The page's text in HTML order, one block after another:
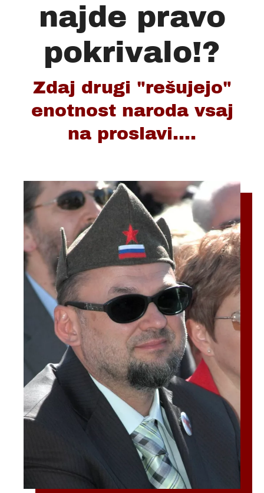
najde pravo
pokrivalo!?
Zdaj drugi "rešujejo"
enotnost naroda vsaj
na proslavi....